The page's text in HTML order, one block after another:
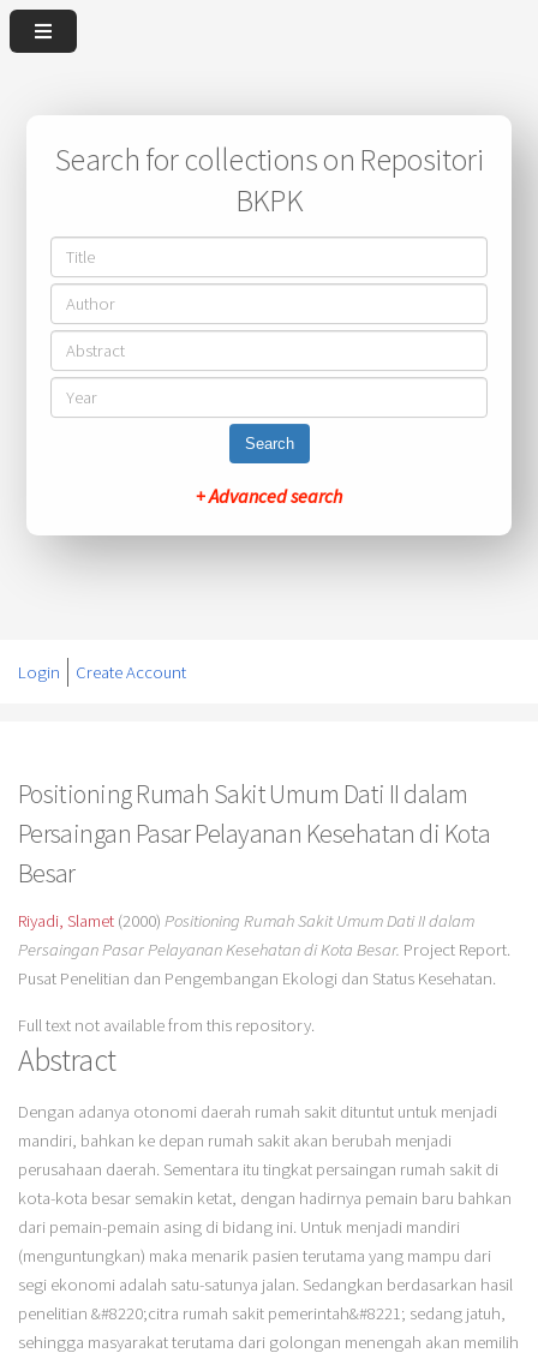
Search for collections on Repositori
BKPK
Search
+ Advanced search
Login Create Account
Positioning Rumah Sakit Umum Dati II dalam
Persaingan Pasar Pelayanan Kesehatan di Kota
Besar
Riyadi, Slamet(2000) Positioning Rumah Sakit Umum Dati II dalam
Persaingan Pasar Pelayanan Kesehatan di Kota Besar. Project Report.
Pusat Penelitian dan Pengembangan Ekologi dan Status Kesehatan.
Full text not available from this repository.
Abstract
Dengan adanya otonomi daerah rumah sakit dituntut untuk menjadi
mandiri, bahkan ke depan rumah sakit akan berubah menjadi
perusahaan daerah. Sementara itu tingkat persaingan rumah sakit di
kota-kota besar semakin ketat, dengan hadirnya pemain baru bahkan
dari pemain-pemain asing di bidang ini. Untuk menjadi mandiri
(menguntungkan) maka menarik pasien terutama yang mampu dari
segi ekonomi adalah satu-satunya jalan. Sedangkan berdasarkan hasil
penelitian &#8220;citra rumah sakit pemerintah&#8221; sedang jatuh,
sehingga masyarakat terutama dari golongan menengah akan memilih